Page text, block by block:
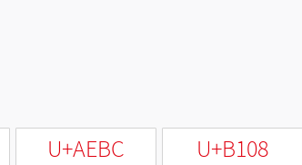
U+AEBC U+B108